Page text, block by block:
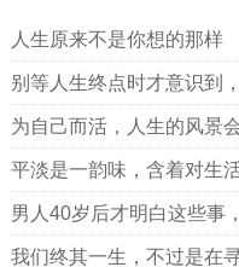
人生原来不是你想的那样
别等人生终点时才意识到
为自己而活，人生的风景
平淡是一韵味，含着对生
男人40岁后才明白这些事
我们终其一生，不过是在